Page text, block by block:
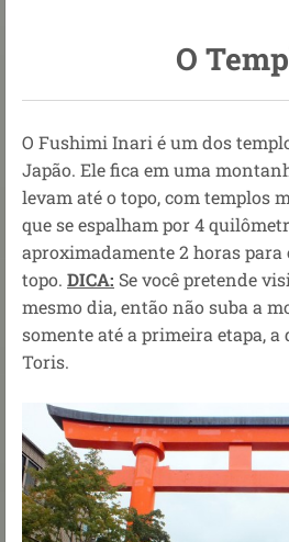
O
O Fushimi Inari é um dos
Japão. Ele fica em uma
levam até o topo, com templos
que se espalham por 4
aproximadamente 2 horas para
topo. DICA: Se você pretende
mesmo dia, então não suba a
somente até a primeira etapa, a
Toris.